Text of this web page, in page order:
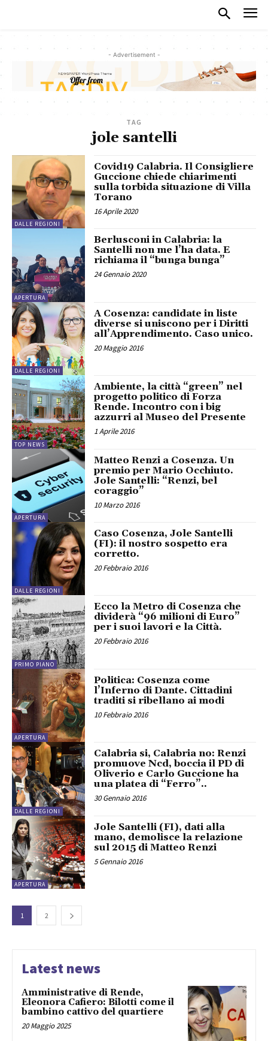
- Advertisement -
TAG
jole santelli
DALLE REGIONI
Covid19 Calabria. Il Consigliere
Guccione chiede chiarimenti
sulla torbida situazione di Villa
Torano
16 Aprile 2020
APERTURA
Berlusconi in Calabria: la
Santelli non me l’ha data. E
richiama il “bunga bunga”
24 Gennaio 2020
DALLE REGIONI
A Cosenza: candidate in liste
diverse si uniscono per i Diritti
all’Apprendimento. Caso unico.
20 Maggio 2016
TOP NEWS
Ambiente, la città “green” nel
progetto politico di Forza
Rende. Incontro con i big
azzurri al Museo del Presente
1 Aprile 2016
APERTURA
Matteo Renzi a Cosenza. Un
premio per Mario Occhiuto.
Jole Santelli: “Renzi, bel
coraggio”
10 Marzo 2016
DALLE REGIONI
Caso Cosenza, Jole Santelli
(FI): il nostro sospetto era
corretto.
20 Febbraio 2016
PRIMO PIANO
Ecco la Metro di Cosenza che
dividerà “96 milioni di Euro”
per i suoi lavori e la Città.
20 Febbraio 2016
APERTURA
Politica: Cosenza come
l’Inferno di Dante. Cittadini
traditi si ribellano ai modi
10 Febbraio 2016
DALLE REGIONI
Calabria si, Calabria no: Renzi
promuove Ncd, boccia il PD di
Oliverio e Carlo Guccione ha
una platea di “Ferro”..
30 Gennaio 2016
APERTURA
Jole Santelli (FI), dati alla
mano, demolisce la relazione
sul 2015 di Matteo Renzi
5 Gennaio 2016
1 2
Latest news
Amministrative di Rende,
Eleonora Cafiero: Bilotti come il
bambino cattivo del quartiere
20 Maggio 2025